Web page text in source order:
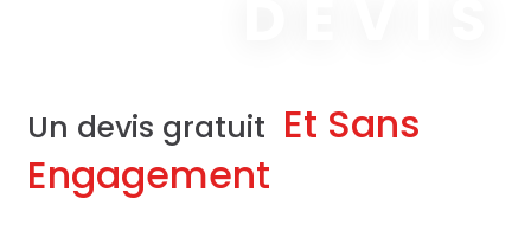
Un devis gratuit Et Sans
Engagement